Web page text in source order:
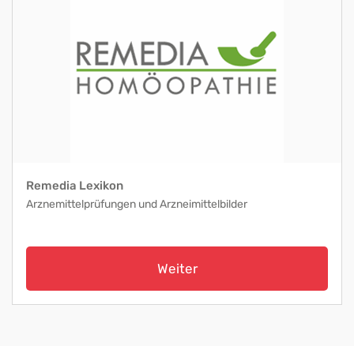
Remedia Lexikon
Arznemittelprüfungen und Arzneimittelbilder
Weiter